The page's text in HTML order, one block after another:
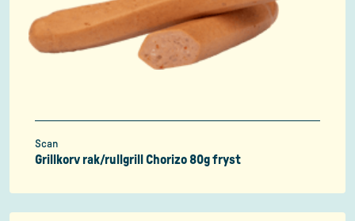
Scan
Grillkorv rak/rullgrill Chorizo 80g fryst